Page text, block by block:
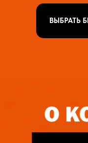
ВЫБРАТЬ